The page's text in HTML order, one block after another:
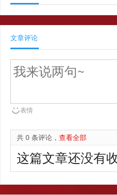
文章评论
表情
共 0 条评论， 查看全部
这篇文章还没有